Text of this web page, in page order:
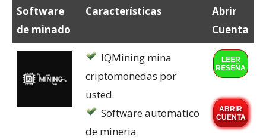
Software
de minado
Características
Abrir
Cuenta
IQMining mina
criptomonedas por
usted
Software automatico
de mineria
LEER
RESEÑA
ABRIR
CUENTA